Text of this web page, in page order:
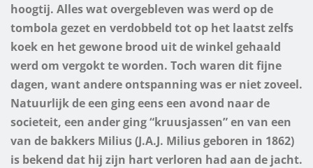
hoogtij. Alles wat overgebleven was werd op de
tombola gezet en verdobbeld tot op het laatst zelfs
koek en het gewone brood uit de winkel gehaald
werd om vergokt te worden. Toch waren dit fijne
dagen, want andere ontspanning was er niet zoveel.
Natuurlijk de een ging eens een avond naar de
societeit, een ander ging “kruusjassen” en van een
van de bakkers Milius (J.A.J. Milius geboren in 1862)
is bekend dat hij zijn hart verloren had aan de jacht.